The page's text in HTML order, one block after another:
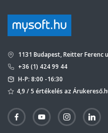
1131 Budapest, Reitter Ferenc
+36 (1) 424 99 44
H-P: 8:00 -16:30
4,9 / 5 értékelés az